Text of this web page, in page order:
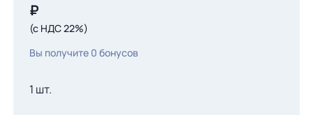
₽
(с НДС 22%)
Вы получите 0 бонусов
1 шт.